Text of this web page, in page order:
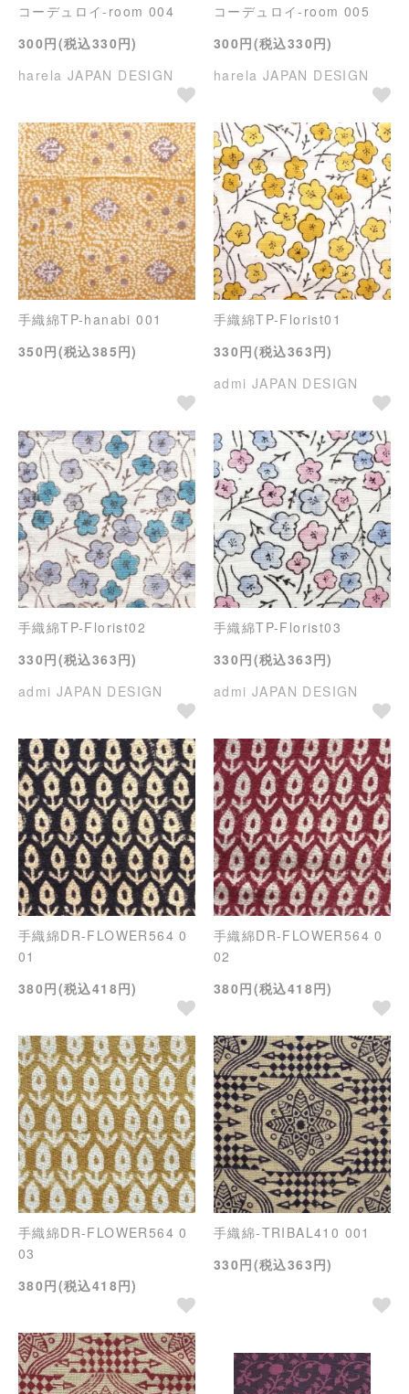
コーデュロイ-room 004
300円(税込330円)
harela JAPAN DESIGN
コーデュロイ-room 005
300円(税込330円)
harela JAPAN DESIGN
手織綿TP-hanabi 001
350円(税込385円)
手織綿TP-Florist01
330円(税込363円)
admi JAPAN DESIGN
手織綿TP-Florist02
330円(税込363円)
admi JAPAN DESIGN
手織綿TP-Florist03
330円(税込363円)
admi JAPAN DESIGN
手織綿DR-FLOWER564 0
01
380円(税込418円)
手織綿DR-FLOWER564 0
02
380円(税込418円)
手織綿DR-FLOWER564 0
03
380円(税込418円)
手織綿-TRIBAL410 001
330円(税込363円)